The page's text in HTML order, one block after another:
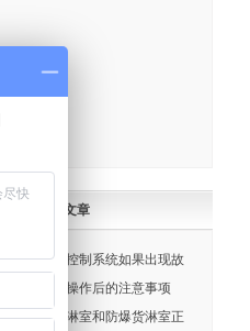
最新文章
风淋室控制系统如果出现故
障:广州梓净净化实力解答
风淋室操作后的注意事项
防爆风淋室和防爆货淋室正